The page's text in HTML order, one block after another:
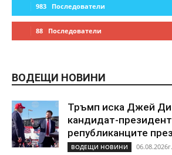
983 Последователи
88 Последователи
ВОДЕЩИ НОВИНИ
Тръмп иска Джей
кандидат-
републиканците
ВОДЕЩИ НОВИНИ